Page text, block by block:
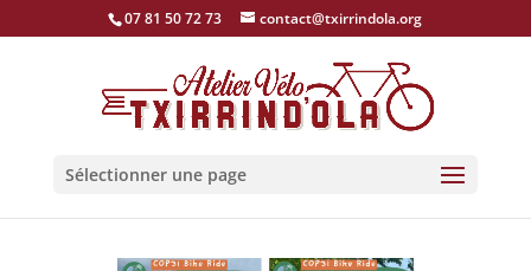
07 81 50 72 73 contact@txirrindola.org
Sélectionner une page